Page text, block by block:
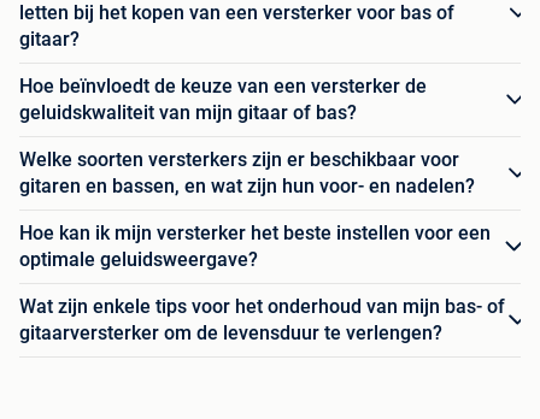
letten bij het kopen van een versterker voor bas of
gitaar?
Hoe beïnvloedt de keuze van een versterker de
geluidskwaliteit van mijn gitaar of bas?
Welke soorten versterkers zijn er beschikbaar voor
gitaren en bassen, en wat zijn hun voor- en nadelen?
Hoe kan ik mijn versterker het beste instellen voor een
optimale geluidsweergave?
Wat zijn enkele tips voor het onderhoud van mijn bas- of
gitaarversterker om de levensduur te verlengen?